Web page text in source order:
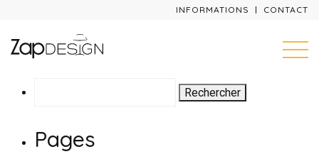
INFORMATIONS CONTACT
Pages